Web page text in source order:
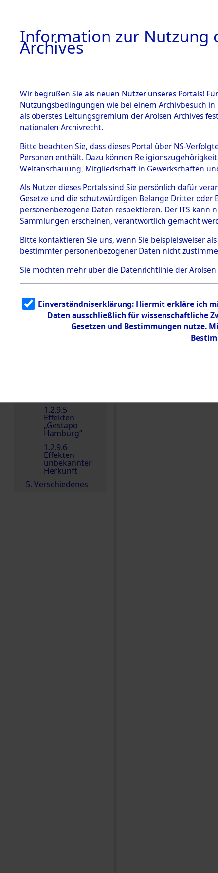
BESTÄNDE
1.
Inhaftierungsdoku
mente
1.2.9 Beim ITS
Effekten
1.2.9.1
Effekten aus
dem KZ
Dachau
1.2.9.2
Effekten aus
dem KZ
Bayerisches
1.2.9.3
Effekten aus
dem KZ
Neuengamm
1.2.9.5
Effekten
„Gestapo
Hamburg“
1.2.9.6
Effekten
unbekannter
Herkunft
5. Verschiedenes
0001
Einen Kommentar
Information zur Nutzung
Archives
Wir begrüßen Sie als neuen Nutzer unseres Portals!
Nutzungsbedingungen wie bei einem Archivbesuch
als oberstes Leitungsgremium der Arolsen Archives
nationalen Archivrecht.
Bitte beachten Sie, dass dieses Portal über NS-
Personen enthält. Dazu können
Weltanschauung, Mitgliedschaft in Gewerkschaften
Als Nutzer dieses Portals sind Sie persönlich dafür
Gesetze und die schutzwürdigen Belange Dritter
personenbezogene Daten respektieren. Der ITS
Sammlungen erscheinen, verantwortlich gemacht
Bitte kontaktieren Sie uns, wenn Sie beispielsweiser
bestimmter personenbezogener Daten nicht
Sie möchten mehr über die Datenrichtlinie der Arolsen
Einverständniserklärung: Hiermit erkläre ich
Daten ausschließlich für wissenschaftliche
Gesetzen und Bestimmungen nutze.